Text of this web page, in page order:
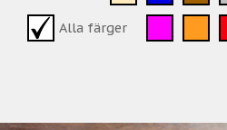
Alla färger